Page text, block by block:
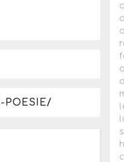
POESIE/